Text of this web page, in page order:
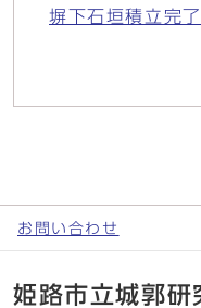
塀下石垣積立完了
お問い合わせ
姫路市立城郭研